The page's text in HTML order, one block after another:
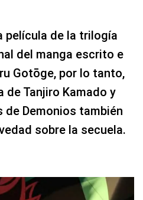
película de la trilogía
del manga escrito e
Gotōge, por lo tanto,
Tanjiro Kamado y
de Demonios también
sobre la secuela.